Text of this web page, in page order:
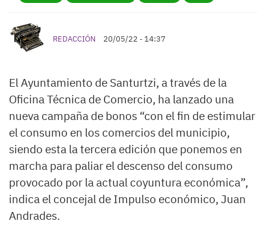
REDACCIÓN 20/05/22 - 14:37
El Ayuntamiento de Santurtzi, a través de la
Oficina Técnica de Comercio, ha lanzado una
nueva campaña de bonos “con el fin de estimular
el consumo en los comercios del municipio,
siendo esta la tercera edición que ponemos en
marcha para paliar el descenso del consumo
provocado por la actual coyuntura económica”,
indica el concejal de Impulso económico, Juan
Andrades.